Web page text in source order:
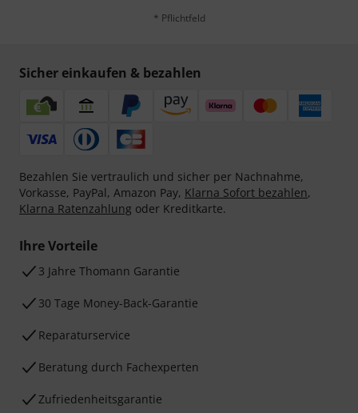
* Pflichtfeld
Sicher einkaufen & bezahlen
Bezahlen Sie vertraulich und sicher per Nachnahme,
Vorkasse, PayPal, Amazon Pay, Klarna Sofort bezahlen,
Klarna Ratenzahlung oder Kreditkarte.
Ihre Vorteile
3 Jahre Thomann Garantie
30 Tage Money-Back-Garantie
Reparaturservice
Beratung durch Fachexperten
Zufriedenheitsgarantie